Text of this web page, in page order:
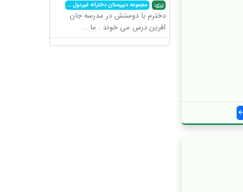
زری: مجموعه دبیرستان دخترانه غیردول...
دخترم با دوستش در مدرسه جان
افرین درس می خوند . ما ...